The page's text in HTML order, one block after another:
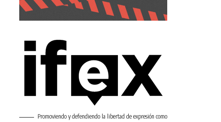
Promoviendo y defendiendo la libertad de expresión como